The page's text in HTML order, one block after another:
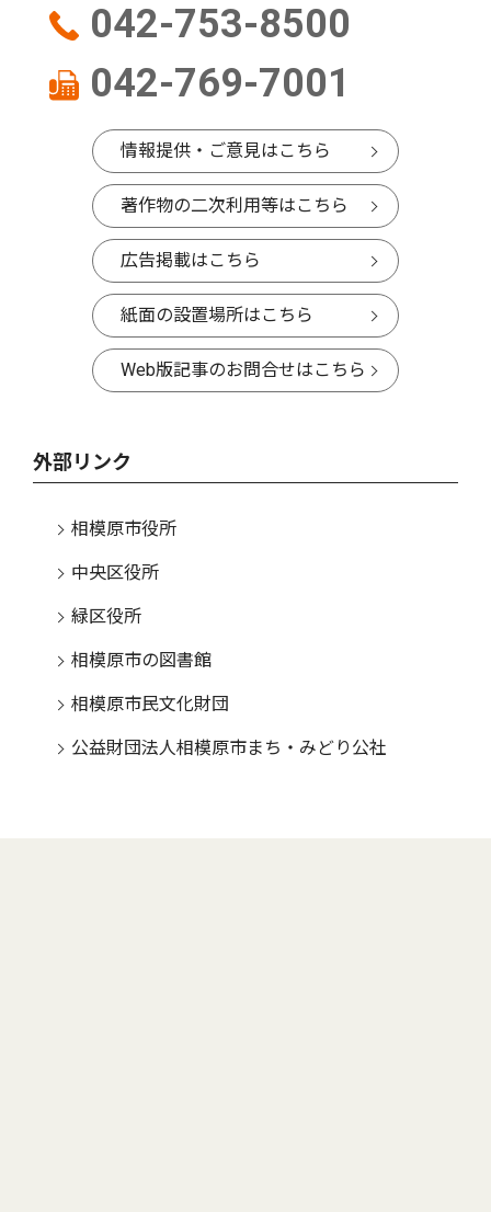
042-753-8500
042-769-7001
情報提供・ご意見はこちら
著作物の二次利用等はこちら
広告掲載はこちら
紙面の設置場所はこちら
Web版記事のお問合せはこちら
外部リンク
相模原市役所
中央区役所
緑区役所
相模原市の図書館
相模原市民文化財団
公益財団法人相模原市まち・みどり公社